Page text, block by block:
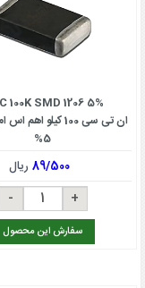
100K SMD 1206 5%
5%
89/500 ریال
سفارش این محصول